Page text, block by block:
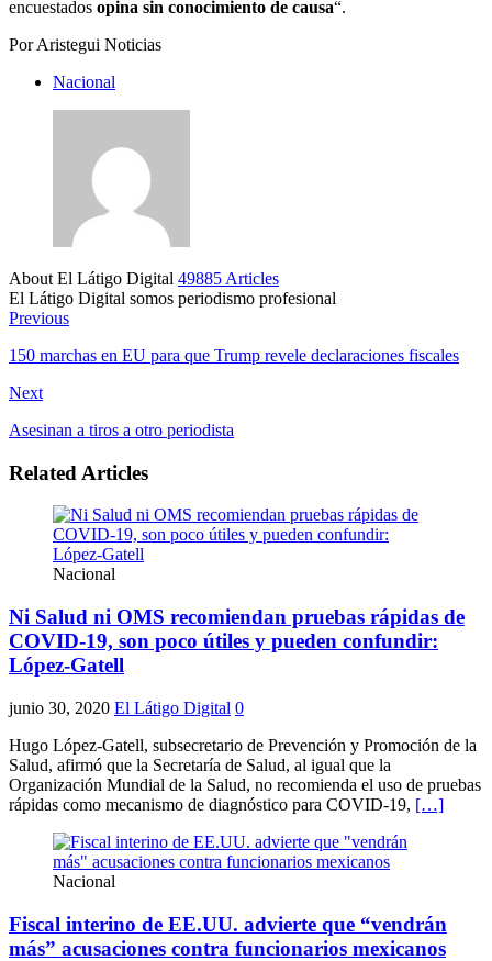
encuestados opina sin conocimiento de causa“.
Por Aristegui Noticias
Nacional
About El Látigo Digital 49885 Articles
El Látigo Digital somos periodismo profesional
Website
Facebook
Previous
150 marchas en EU para que Trump revele declaraciones fiscales
Next
Asesinan a tiros a otro periodista
Related Articles
Nacional
Ni Salud ni OMS recomiendan pruebas rápidas de
COVID-19, son poco útiles y pueden confundir:
López-Gatell
junio 30, 2020 El Látigo Digital 0
Hugo López-Gatell, subsecretario de Prevención y Promoción de la
Salud, afirmó que la Secretaría de Salud, al igual que la
Organización Mundial de la Salud, no recomienda el uso de pruebas
rápidas como mecanismo de diagnóstico para COVID-19, […]
Nacional
Fiscal interino de EE.UU. advierte que “vendrán
más” acusaciones contra funcionarios mexicanos